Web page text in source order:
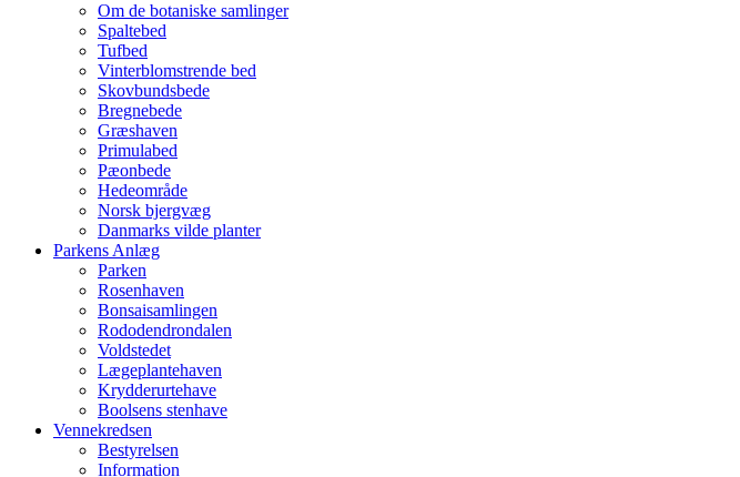
Om de botaniske samlinger
Spaltebed
Tufbed
Vinterblomstrende bed
Skovbundsbede
Bregnebede
Græshaven
Primulabed
Pæonbede
Hedeområde
Norsk bjergvæg
Danmarks vilde planter
Parkens Anlæg
Parken
Rosenhaven
Bonsaisamlingen
Rododendrondalen
Voldstedet
Lægeplantehaven
Krydderurtehave
Boolsens stenhave
Vennekredsen
Bestyrelsen
Information